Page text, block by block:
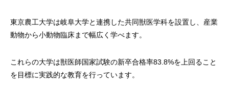
東京農工大学は岐阜大学と連携した共同獣医学科を設置し、産業
動物から小動物臨床まで幅広く学べます。
これらの大学は獣医師国家試験の新卒合格率83.8%を上回ること
を目標に実践的な教育を行っています。